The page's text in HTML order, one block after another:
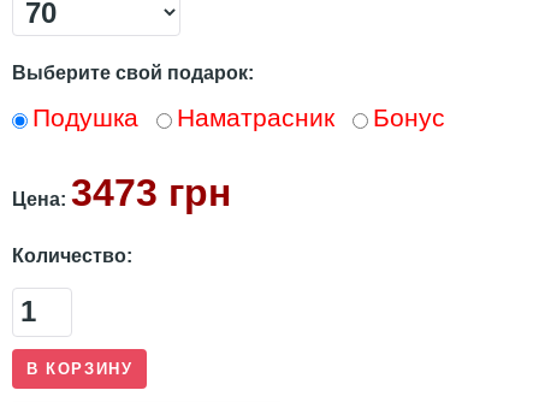
Выберите свой подарок:
Подушка Наматрасник Бонус
Цена: 3473 грн
Количество: